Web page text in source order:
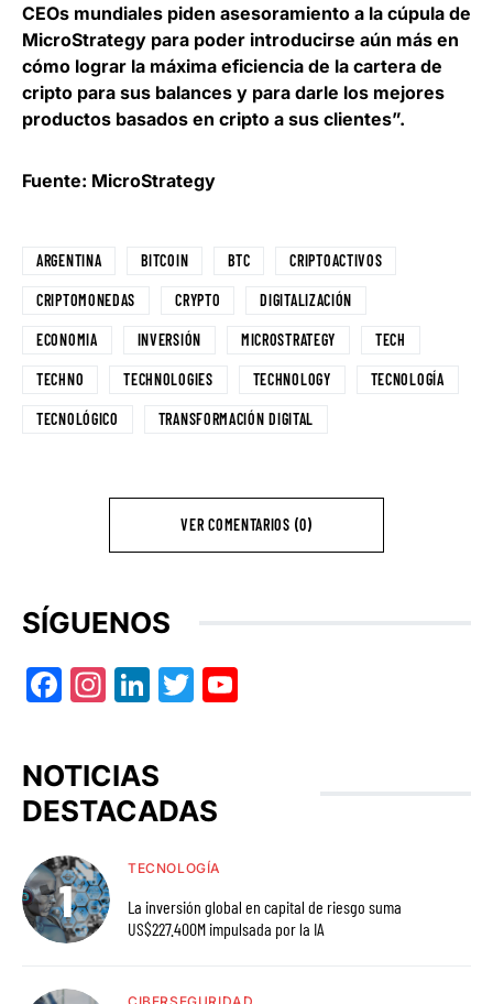
CEOs mundiales piden asesoramiento a la cúpula de
MicroStrategy para poder introducirse aún más en
cómo lograr la máxima eficiencia de la cartera de
cripto para sus balances y para darle los mejores
productos basados en cripto a sus clientes”.
Fuente: MicroStrategy
ARGENTINA BITCOIN BTC CRIPTOACTIVOS
CRIPTOMONEDAS CRYPTO DIGITALIZACIÓN
ECONOMIA INVERSIÓN MICROSTRATEGY TECH
TECHNO TECHNOLOGIES TECHNOLOGY TECNOLOGÍA
TECNOLÓGICO TRANSFORMACIÓN DIGITAL
VER COMENTARIOS (0)
SÍGUENOS
Facebook
Instagram
LinkedIn
Twitter
NOTICIAS
DESTACADAS
TECNOLOGÍA
La inversión global en capital de riesgo suma
US$227.400M impulsada por la IA